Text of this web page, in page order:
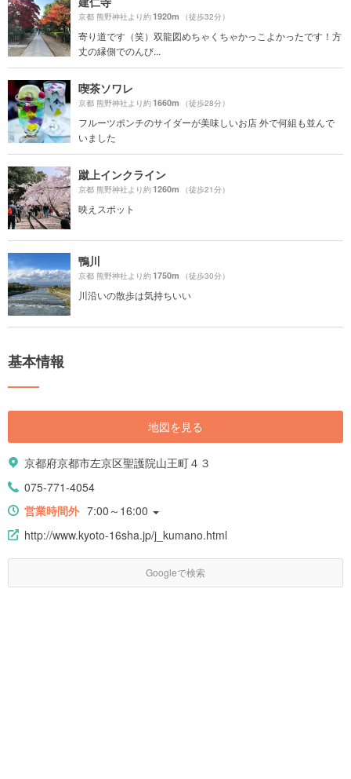
京都 熊野神社より約1920m （徒歩32分）
寄り道です（笑）双龍図めちゃくちゃかっこよかったです！方
丈の縁側でのんび...
喫茶ソワレ
京都 熊野神社より約1660m （徒歩28分）
フルーツポンチのサイダーが美味しいお店 外で何組も並んで
いました
蹴上インクライン
京都 熊野神社より約1260m （徒歩21分）
映えスポット
鴨川
京都 熊野神社より約1750m （徒歩30分）
川沿いの散歩は気持ちいい
基本情報
地図を見る
京都府京都市左京区聖護院山王町４３
075-771-4054
営業時間外 7:00～16:00
http://www.kyoto-16sha.jp/j_kumano.html
Googleで検索